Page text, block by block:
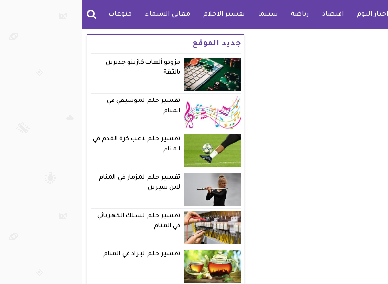
اخبار اليوم اقتصاد رياضة سينما تفسير الاحلام معاني الاسماء منوعات
جديد الموقع
مزودو ألعاب كازينو جديرين
بالثقة
تفسير حلم الموسيقي في
المنام
تفسير حلم لاعب كرة القدم في
المنام
تفسير حلم المزمار في المنام
لابن سيرين
تفسير حلم السلك الكهربائي
في المنام
تفسير حلم البراد في المنام